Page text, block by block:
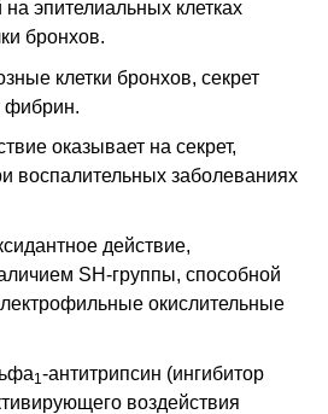
эпителиальных клетках
бронхов.
клетки бронхов, секрет
фибрин.
оказывает на секрет,
воспалительных заболеваниях
действие,
SH-группы, способной
окислительные
1 -антитрипсин (ингибитор
воздействия